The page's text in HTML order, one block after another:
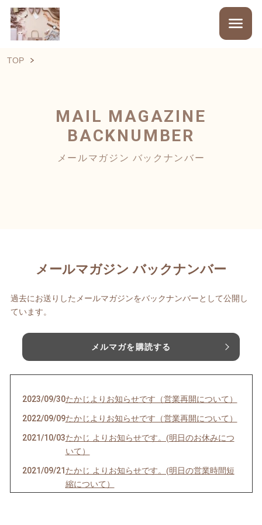
TOP
MAIL MAGAZINE
BACKNUMBER
メールマガジン バックナンバー
メールマガジン バックナンバー
過去にお送りしたメールマガジンをバックナンバーとして公開し
ています。
メルマガを購読する
2023/09/30たかじよりお知らせです（営業再開について）
2022/09/09たかじよりお知らせです（営業再開について）
2021/10/03たかじ よりお知らせです。(明日のお休みにつ
いて）
2021/09/21 たかじ よりお知らせです。(明日の営業時間短
縮について）